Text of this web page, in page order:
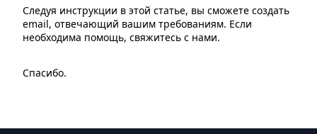
Следуя инструкции в этой статье, вы сможете создать
email, отвечающий вашим требованиям. Если
необходима помощь, свяжитесь с нами.
Спасибо.